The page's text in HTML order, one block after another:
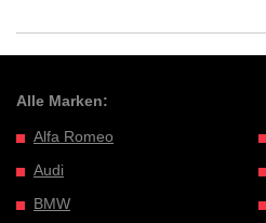
Alle Marken:
Alfa Romeo
Audi
BMW